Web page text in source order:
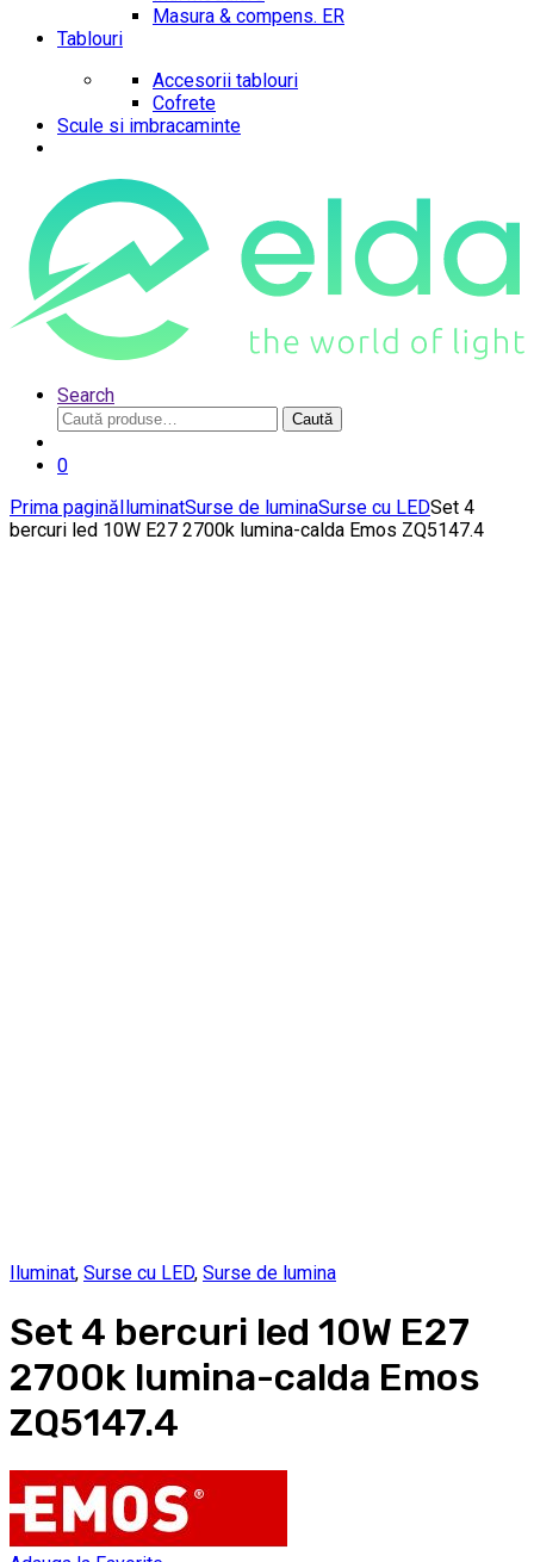
Masura & compens. ER
Tablouri
Accesorii tablouri
Cofrete
Scule si imbracaminte
Search
Caută
după:
Caută
0
Prima paginăIluminatSurse de luminaSurse cu LEDSet 4
bercuri led 10W E27 2700k lumina-calda Emos ZQ5147.4
Iluminat, Surse cu LED, Surse de lumina
Set 4 bercuri led 10W E27
2700k lumina-calda Emos
ZQ5147.4